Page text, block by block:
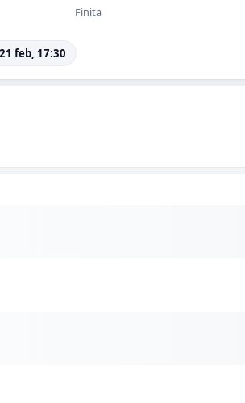
Finita
feb, 17:30